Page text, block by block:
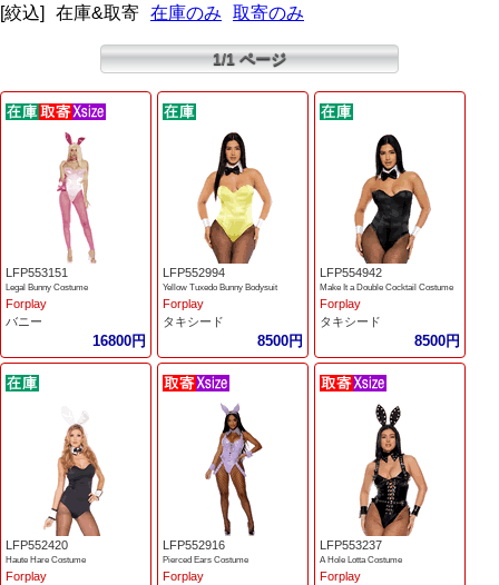
[絞込] 在庫&取寄 在庫のみ 取寄のみ
1/1 ページ
LFP553151
Legal Bunny Costume
Forplay
バニー
16800円
LFP552994
Yellow Tuxedo Bunny Bodysuit
Forplay
タキシード
8500円
LFP554942
Make It a Double Cocktail Costume
Forplay
タキシード
8500円
LFP552420
Haute Hare Costume
Forplay
LFP552916
Pierced Ears Costume
Forplay
LFP553237
A Hole Lotta Costume
Forplay